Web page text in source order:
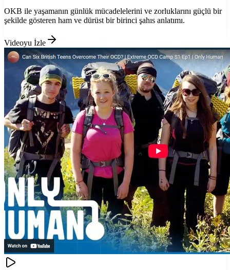
OKB ile yaşamanın günlük mücadelelerini ve zorluklarını güçlü bir
şekilde gösteren ham ve dürüst bir birinci şahıs anlatımı.
Videoyu İzle